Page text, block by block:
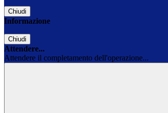
Chiudi
Informazione
Chiudi
Attendere...
Attendere il completamento dell'operazione...